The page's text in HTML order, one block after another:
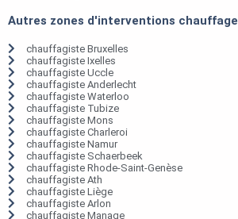
Autres zones d'interventions chauffage
chauffagiste Bruxelles
chauffagiste Ixelles
chauffagiste Uccle
chauffagiste Anderlecht
chauffagiste Waterloo
chauffagiste Tubize
chauffagiste Mons
chauffagiste Charleroi
chauffagiste Namur
chauffagiste Schaerbeek
chauffagiste Rhode-Saint-Genèse
chauffagiste Ath
chauffagiste Liège
chauffagiste Arlon
chauffagiste Manage